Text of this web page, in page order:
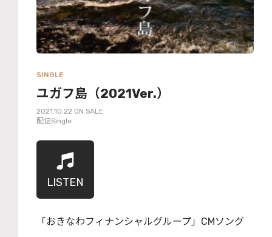
SINGLE
ユガフ島（2021Ver.）
2021.10.22 ON SALE
配信Single
LISTEN
「おきなわフィナンシャルグループ」CMソング